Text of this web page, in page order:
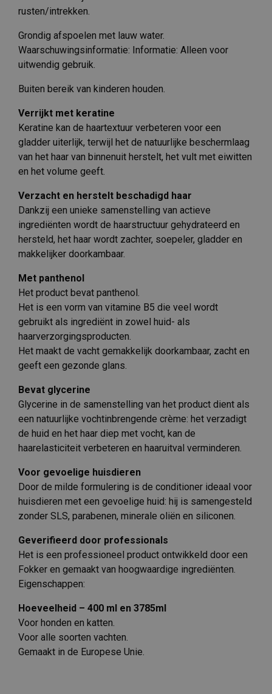
rusten/intrekken.
Grondig afspoelen met lauw water.
Waarschuwingsinformatie: Informatie: Alleen voor
uitwendig gebruik.
Buiten bereik van kinderen houden.
Verrijkt met keratine
Keratine kan de haartextuur verbeteren voor een
gladder uiterlijk, terwijl het de natuurlijke beschermlaag
van het haar van binnenuit herstelt, het vult met eiwitten
en het volume geeft.
Verzacht en herstelt beschadigd haar
Dankzij een unieke samenstelling van actieve
ingrediënten wordt de haarstructuur gehydrateerd en
hersteld, het haar wordt zachter, soepeler, gladder en
makkelijker doorkambaar.
Met panthenol
Het product bevat panthenol.
Het is een vorm van vitamine B5 die veel wordt
gebruikt als ingrediënt in zowel huid- als
haarverzorgingsproducten.
Het maakt de vacht gemakkelijk doorkambaar, zacht en
geeft een gezonde glans.
Bevat glycerine
Glycerine in de samenstelling van het product dient als
een natuurlijke vochtinbrengende crème: het verzadigt
de huid en het haar diep met vocht, kan de
haarelasticiteit verbeteren en haaruitval verminderen.
Voor gevoelige huisdieren
Door de milde formulering is de conditioner ideaal voor
huisdieren met een gevoelige huid: hij is samengesteld
zonder SLS, parabenen, minerale oliën en siliconen.
Geverifieerd door professionals
Het is een professioneel product ontwikkeld door een
Fokker en gemaakt van hoogwaardige ingrediënten.
Eigenschappen:
Hoeveelheid – 400 ml en 3785ml
Voor honden en katten.
Voor alle soorten vachten.
Gemaakt in de Europese Unie.